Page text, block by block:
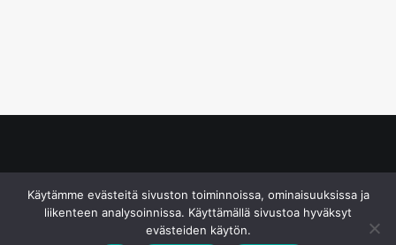
Käytämme evästeitä sivuston toiminnoissa, ominaisuuksissa ja
liikenteen analysoinnissa. Käyttämällä sivustoa hyväksyt
evästeiden käytön.